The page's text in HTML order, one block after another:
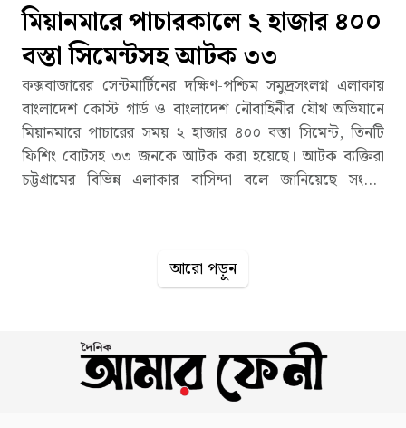
মিয়ানমারে পাচারকালে ২ হাজার ৪০০
বস্তা সিমেন্টসহ আটক ৩৩
কক্সবাজারের সেন্টমার্টিনের দক্ষিণ-পশ্চিম সমুদ্রসংলগ্ন এলাকায়
বাংলাদেশ কোস্ট গার্ড ও বাংলাদেশ নৌবাহিনীর যৌথ অভিযানে
মিয়ানমারে পাচারের সময় ২ হাজার ৪০০ বস্তা সিমেন্ট, তিনটি
ফিশিং বোটসহ ৩৩ জনকে আটক করা হয়েছে। আটক ব্যক্তিরা
চট্টগ্রামের বিভিন্ন এলাকার বাসিন্দা বলে জানিয়েছে সংশ্লিষ্ট
মুত্তাকীন সিদ্দিকী। তিনি জানান, শনিবার (১৬ মে) দিনব্যাপী
সংবাদের ভিত্তিতে সন্দেহজনক তিনটি ফিশিং বোটে তল্লাশি চালিয়ে
প্রায় ১৬ লাখ টাকা মূল্যের সিমেন্ট জব্দ করা হয়। কোস্ট গার্ড সূত্রে
জানা গেছে, আটক ব্যক্তিরা হাতিয়া ও সন্দ্বীপের বিভিন্ন এলাকা
আরো পড়ুন